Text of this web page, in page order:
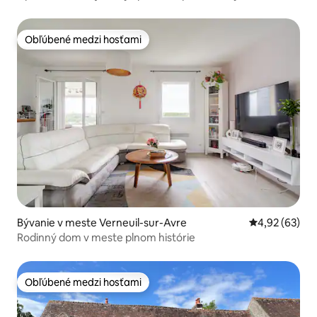
Obľúbené medzi hosťami
Obľúbené medzi hosťami
Bývanie v meste Verneuil-sur-Avre Priemerné
4,92 (63)
Rodinný dom v meste plnom histórie
Obľúbené medzi hosťami
Obľúbené medzi hosťami